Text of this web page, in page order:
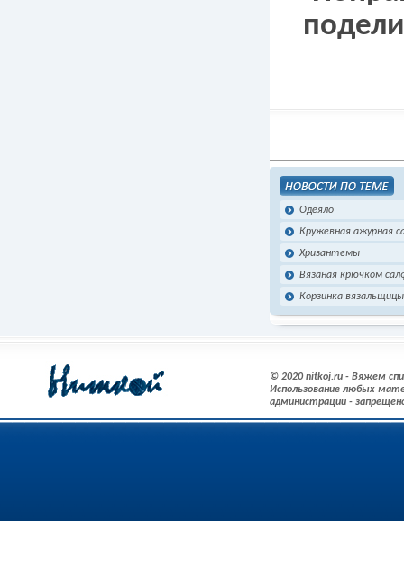
Одеяло
Кружевная ажурная
Хризантемы
Вязаная крючком
Корзинка вязальщицы
© 2020 nitkoj.ru - Вяжем
Использование любых
администрации -